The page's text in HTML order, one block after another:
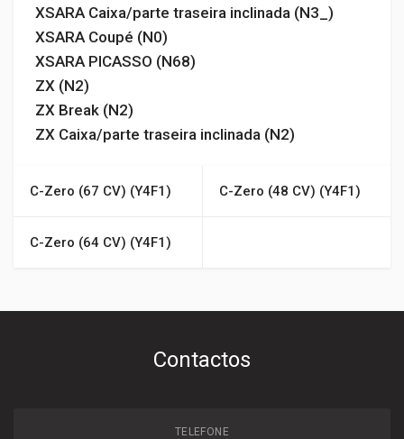
XSARA Caixa/parte traseira inclinada (N3_)
XSARA Coupé (N0)
XSARA PICASSO (N68)
ZX (N2)
ZX Break (N2)
ZX Caixa/parte traseira inclinada (N2)
C-Zero (67 CV) (Y4F1) C-Zero (48 CV) (Y4F1)
C-Zero (64 CV) (Y4F1)
Contactos
TELEFONE